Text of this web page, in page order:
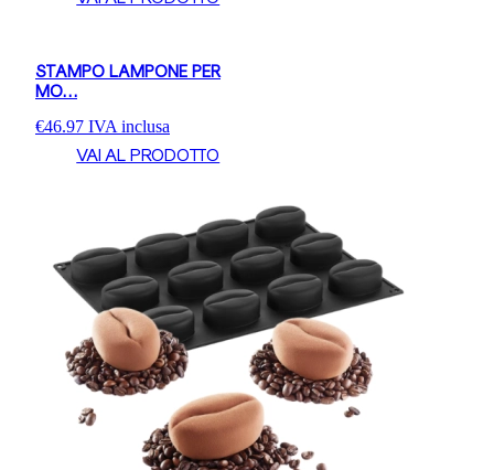
STAMPO LAMPONE PER
MO…
€46.97 IVA inclusa
VAI AL PRODOTTO